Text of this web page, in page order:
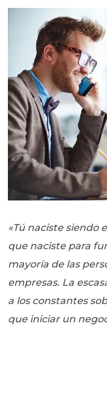
«Tú naciste siendo
que naciste para
mayoría de las
empresas. La
a los constantes
que iniciar un